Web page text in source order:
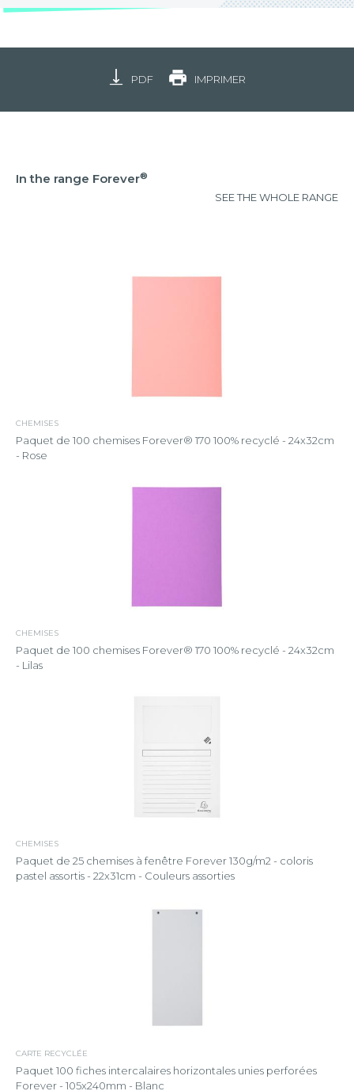
PDF IMPRIMER
In the range Forever®
SEE THE WHOLE RANGE
CHEMISES
Paquet de 100 chemises Forever® 170 100% recyclé - 24x32cm
- Rose
CHEMISES
Paquet de 100 chemises Forever® 170 100% recyclé - 24x32cm
- Lilas
CHEMISES
Paquet de 25 chemises à fenêtre Forever 130g/m2 - coloris
pastel assortis - 22x31cm - Couleurs assorties
CARTE RECYCLÉE
Paquet 100 fiches intercalaires horizontales unies perforées
Forever - 105x240mm - Blanc